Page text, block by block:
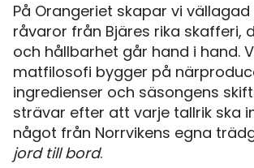
På Orangeriet skapar vi
råvaror från Bjäres rika skafferi,
och hållbarhet går hand i hand.
matfilosofi bygger på
ingredienser och säsongens
strävar efter att varje tallrik ska
något från Norrvikens egna
jord till bord.